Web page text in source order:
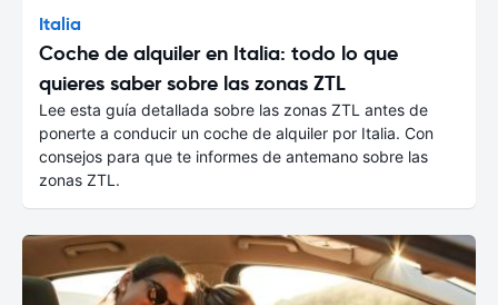
Italia
Coche de alquiler en Italia: todo lo que
quieres saber sobre las zonas ZTL
Lee esta guía detallada sobre las zonas ZTL antes de
ponerte a conducir un coche de alquiler por Italia. Con
consejos para que te informes de antemano sobre las
zonas ZTL.